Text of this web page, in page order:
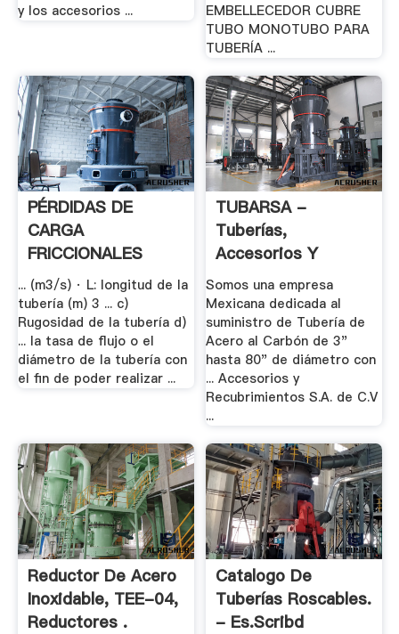
y los accesorios ...
EMBELLECEDOR CUBRE
TUBO MONOTUBO PARA
TUBERÍA ...
PÉRDIDAS DE
CARGA
FRICCIONALES
... (m3/s) · L: longitud de la
tubería (m) 3 ... c)
Rugosidad de la tubería d)
... la tasa de flujo o el
diámetro de la tubería con
el fin de poder realizar ...
TUBARSA -
Tuberías,
Accesorios Y
Recubrimientos
Somos una empresa
Mexicana dedicada al
suministro de Tubería de
Acero al Carbón de 3"
hasta 80" de diámetro con
... Accesorios y
Recubrimientos S.A. de C.V
...
Reductor De Acero
Inoxidable, TEE-04,
Reductores .
Catalogo De
Tuberías Roscables.
- Es.scribd